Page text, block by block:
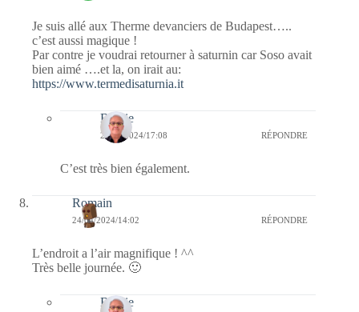
Je suis allé aux Therme devanciers de Budapest…..
c’est aussi magique !
Par contre je voudrai retourner à saturnin car Soso avait
bien aimé ….et la, on irait au:
https://www.termedisaturnia.it
Bernie
24/04/2024/17:08 RÉPONDRE
C’est très bien également.
Romain
24/04/2024/14:02 RÉPONDRE
L’endroit a l’air magnifique ! ^^
Très belle journée. 🙂
Bernie